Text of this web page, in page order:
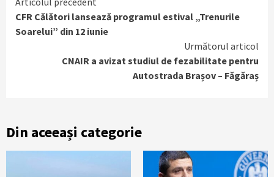
Continue
Reading
CFR Călători lansează programul estival „Trenurile
Soarelui” din 12 iunie
Următorul articol
CNAIR a avizat studiul de fezabilitate pentru
Autostrada Brașov – Făgăraș
Din aceeași categorie